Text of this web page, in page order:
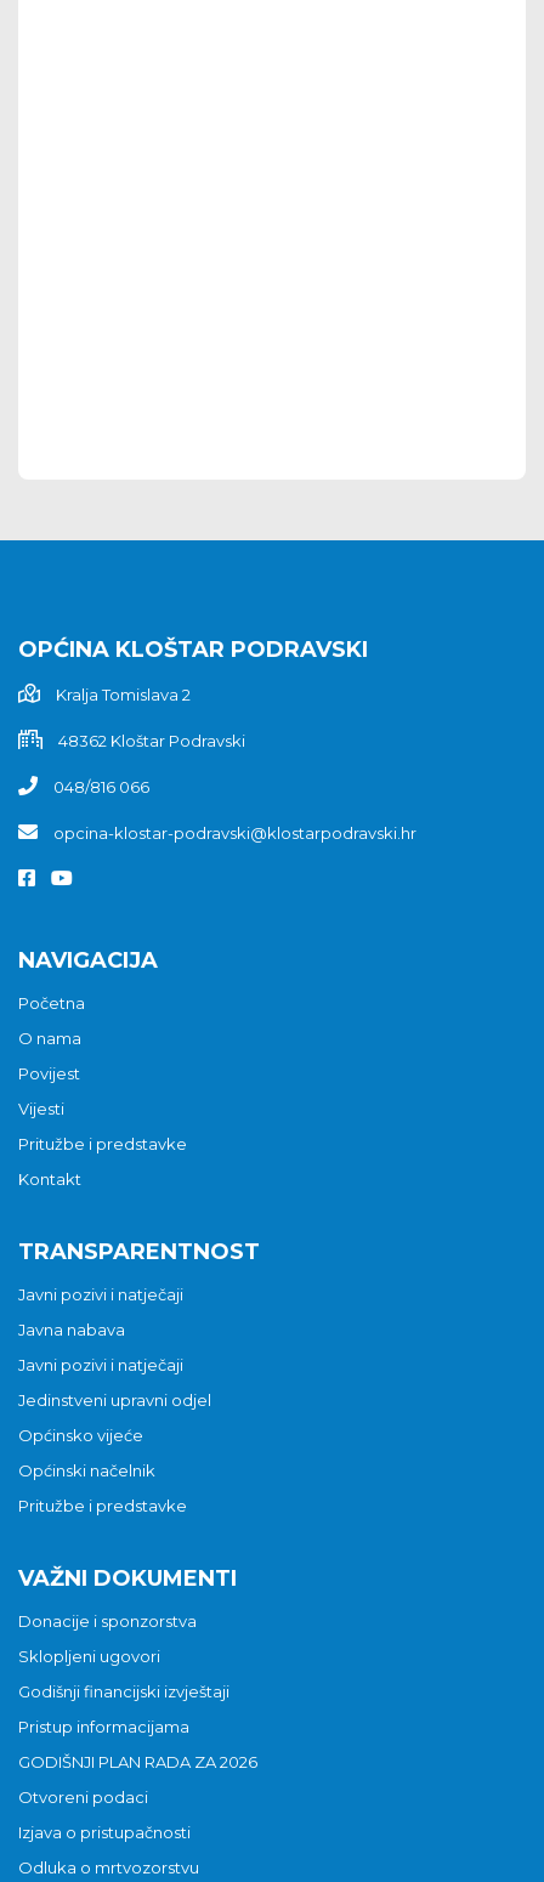
OPĆINA KLOŠTAR PODRAVSKI
Kralja Tomislava 2
48362 Kloštar Podravski
048/816 066
opcina-klostar-podravski@klostarpodravski.hr
NAVIGACIJA
Početna
O nama
Povijest
Vijesti
Pritužbe i predstavke
Kontakt
TRANSPARENTNOST
Javni pozivi i natječaji
Javna nabava
Javni pozivi i natječaji
Jedinstveni upravni odjel
Općinsko vijeće
Općinski načelnik
Pritužbe i predstavke
VAŽNI DOKUMENTI
Donacije i sponzorstva
Sklopljeni ugovori
Godišnji financijski izvještaji
Pristup informacijama
GODIŠNJI PLAN RADA ZA 2026
Otvoreni podaci
Izjava o pristupačnosti
Odluka o mrtvozorstvu